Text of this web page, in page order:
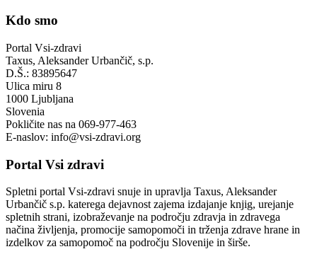
Kdo smo
Portal Vsi-zdravi
Taxus, Aleksander Urbančič, s.p.
D.Š.: 83895647
Ulica miru 8
1000 Ljubljana
Slovenia
Pokličite nas na 069-977-463
E-naslov: info@vsi-zdravi.org
Portal Vsi zdravi
Spletni portal Vsi-zdravi snuje in upravlja Taxus, Aleksander
Urbančič s.p. katerega dejavnost zajema izdajanje knjig, urejanje
spletnih strani, izobraževanje na področju zdravja in zdravega
načina življenja, promocije samopomoči in trženja zdrave hrane in
izdelkov za samopomoč na področju Slovenije in širše.